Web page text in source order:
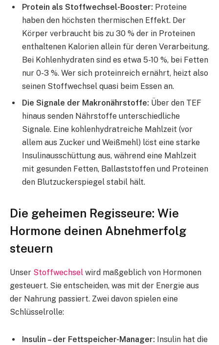
Protein als Stoffwechsel-Booster: Proteine
haben den höchsten thermischen Effekt. Der
Körper verbraucht bis zu 30 % der in Proteinen
enthaltenen Kalorien allein für deren Verarbeitung.
Bei Kohlenhydraten sind es etwa 5-10 %, bei Fetten
nur 0-3 %. Wer sich proteinreich ernährt, heizt also
seinen Stoffwechsel quasi beim Essen an.
Die Signale der Makronährstoffe: Über den TEF
hinaus senden Nährstoffe unterschiedliche
Signale. Eine kohlenhydratreiche Mahlzeit (vor
allem aus Zucker und Weißmehl) löst eine starke
Insulinausschüttung aus, während eine Mahlzeit
mit gesunden Fetten, Ballaststoffen und Proteinen
den Blutzuckerspiegel stabil hält.
Die geheimen Regisseure: Wie
Hormone deinen Abnehmerfolg
steuern
Unser Stoffwechsel wird maßgeblich von Hormonen
gesteuert. Sie entscheiden, was mit der Energie aus
der Nahrung passiert. Zwei davon spielen eine
Schlüsselrolle:
Insulin – der Fettspeicher-Manager: Insulin hat die